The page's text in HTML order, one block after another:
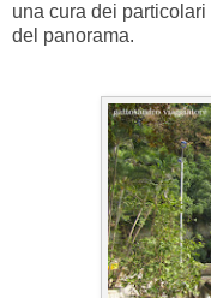
una cura dei
del panorama.